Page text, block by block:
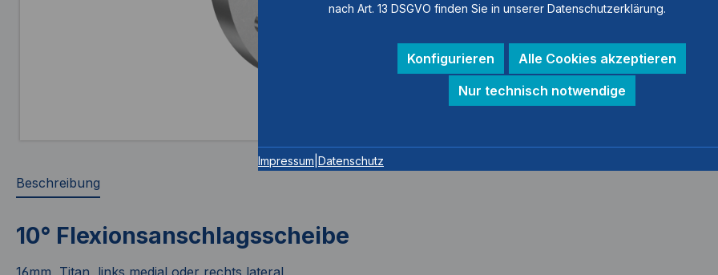
Beschreibung
10° Flexionsanschlagsscheibe
16mm, Titan, links medial oder rechts lateral
nach Art. 13 DSGVO finden Sie in unserer Datenschutzerklärung.
Konfigurieren
Alle Cookies akzeptieren
Nur technisch notwendige
Impressum Datenschutz